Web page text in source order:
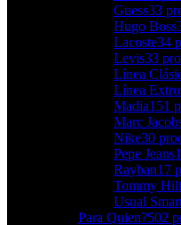
Guess33
Hugo Boss
Lacoste34
Levis33
Línea
Línea
Madia151
Marc
Nike30
Pepe Jeans
Rayban17
Tommy
Usual
Para Quien?502